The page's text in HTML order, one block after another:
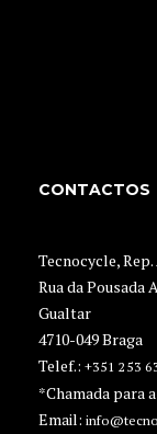
CONTACTOS
Tecnocycle,
Rua da Pousada
Gualtar
4710-049 Braga
Telef.: +351 253
*Chamada para
Email: